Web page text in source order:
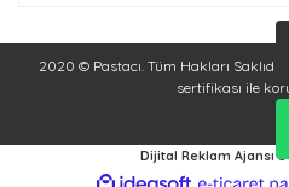
2020 © Pastacı. Tüm Hakları
sertifikası ile
Dijital Reklam Ajansı